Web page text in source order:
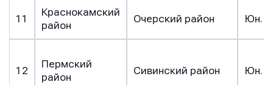
11
Краснокамский
район
Очерский район Юн.
12
Пермский
район
Сивинский район Юн.